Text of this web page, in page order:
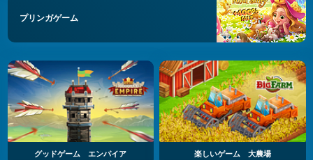
プリンガゲーム
グッドゲーム エンパイア 楽しいゲーム 大農場